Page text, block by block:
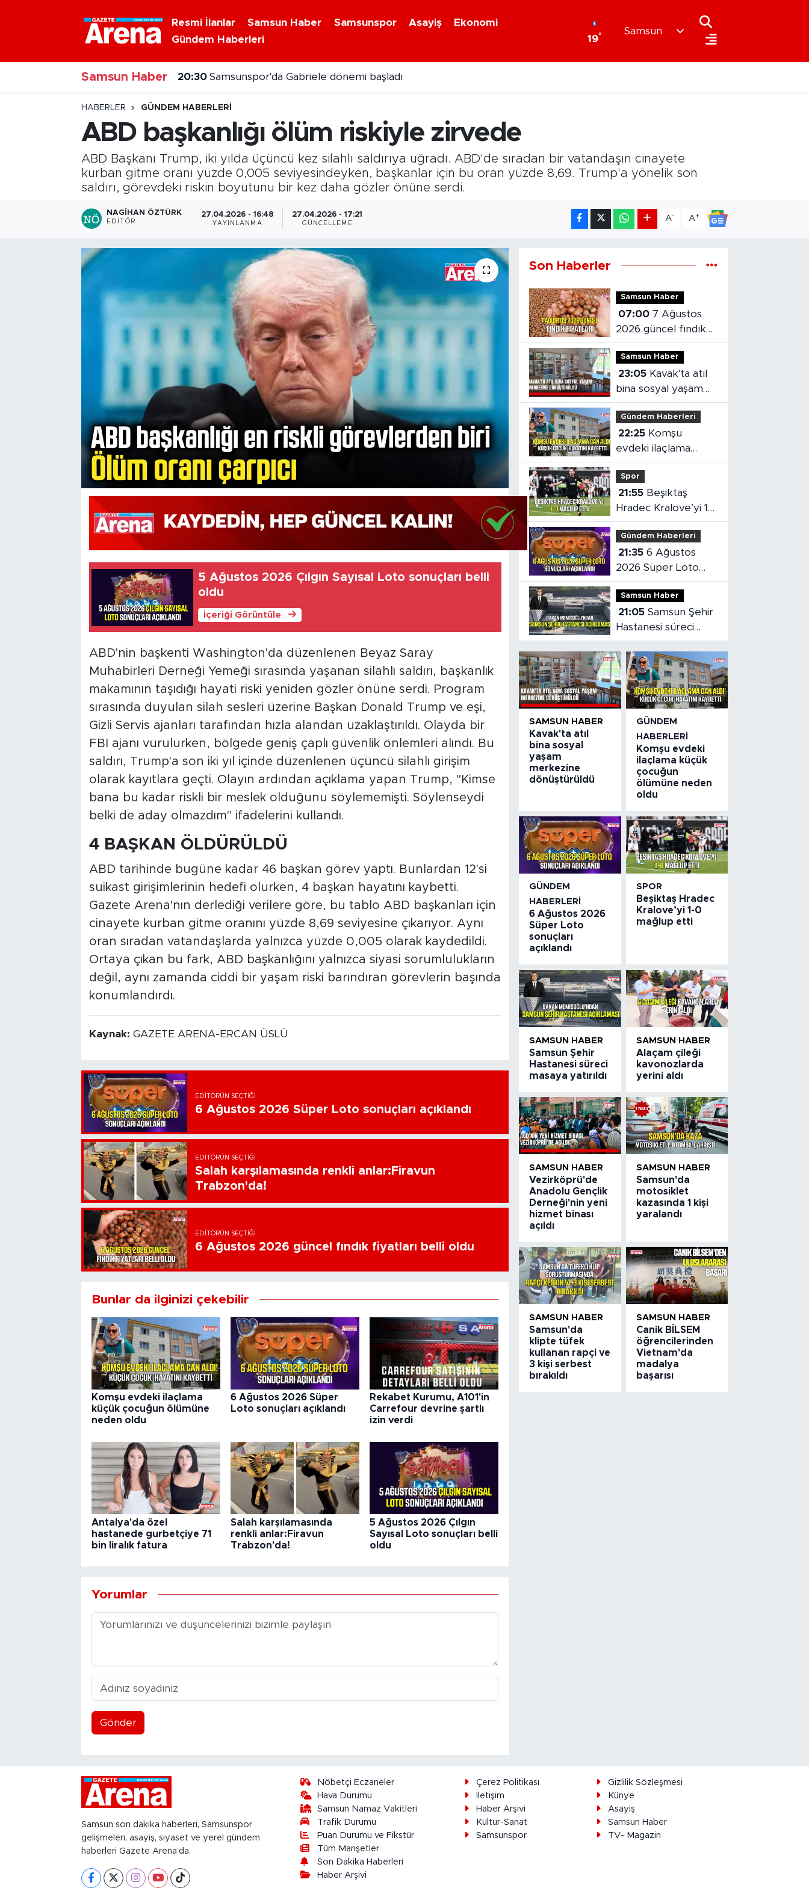
Resmi İlanlar Samsun Haber Samsunspor Asayiş
Ekonomi
Gündem Haberleri
19°
Samsun
Samsun Haber 20:30 Samsunspor'da Gabriele dönemi başladı
HABERLER GÜNDEM HABERLERI
ABD başkanlığı ölüm riskiyle zirvede
ABD Başkanı Trump, iki yılda üçüncü kez silahlı saldırıya uğradı. ABD'de sıradan bir vatandaşın cinayete
kurban gitme oranı yüzde 0,005 seviyesindeyken, başkanlar için bu oran yüzde 8,69. Trump'a yönelik son
saldırı, görevdeki riskin boyutunu bir kez daha gözler önüne serdi.
NAGIHAN ÖZTÜRK
EDITÖR
27.04.2026 - 16:48
YAYINLANMA
27.04.2026 - 17:21
GÜNCELLEME
A- A+
5 Ağustos 2026 Çılgın Sayısal Loto sonuçları belli
oldu
İçeriği Görüntüle
ABD'nin başkenti Washington'da düzenlenen Beyaz Saray
Muhabirleri Derneği Yemeği sırasında yaşanan silahlı saldırı, başkanlık
makamının taşıdığı hayati riski yeniden gözler önüne serdi. Program
sırasında duyulan silah sesleri üzerine Başkan Donald Trump ve eşi,
Gizli Servis ajanları tarafından hızla alandan uzaklaştırıldı. Olayda bir
FBI ajanı vurulurken, bölgede geniş çaplı güvenlik önlemleri alındı. Bu
saldırı, Trump'a son iki yıl içinde düzenlenen üçüncü silahlı girişim
olarak kayıtlara geçti. Olayın ardından açıklama yapan Trump, "Kimse
bana bu kadar riskli bir meslek olduğunu söylememişti. Söylenseydi
belki de aday olmazdım" ifadelerini kullandı.
4 BAŞKAN ÖLDÜRÜLDÜ
ABD tarihinde bugüne kadar 46 başkan görev yaptı. Bunlardan 12'si
suikast girişimlerinin hedefi olurken, 4 başkan hayatını kaybetti.
Gazete Arena'nın derlediği verilere göre, bu tablo ABD başkanları için
cinayete kurban gitme oranını yüzde 8,69 seviyesine çıkarıyor. Aynı
oran sıradan vatandaşlarda yalnızca yüzde 0,005 olarak kaydedildi.
Ortaya çıkan bu fark, ABD başkanlığını yalnızca siyasi sorumlulukların
değil, aynı zamanda ciddi bir yaşam riski barındıran görevlerin başında
konumlandırdı.
Kaynak: GAZETE ARENA-ERCAN ÜSLÜ
EDITÖRÜN SEÇTIĞI
6 Ağustos 2026 Süper Loto sonuçları açıklandı
EDITÖRÜN SEÇTIĞI
Salah karşılamasında renkli anlar:Firavun
Trabzon'da!
EDITÖRÜN SEÇTIĞI
6 Ağustos 2026 güncel fındık fiyatları belli oldu
Bunlar da ilginizi çekebilir
Komşu evdeki ilaçlama
küçük çocuğun ölümüne
neden oldu
6 Ağustos 2026 Süper
Loto sonuçları açıklandı
Rekabet Kurumu, A101'in
Carrefour devrine şartlı
izin verdi
Antalya'da özel
hastanede gurbetçiye 71
bin liralık fatura
Salah karşılamasında
renkli anlar:Firavun
Trabzon'da!
5 Ağustos 2026 Çılgın
Sayısal Loto sonuçları belli
oldu
Yorumlar
Gönder
Son Haberler
Samsun Haber
07:00
2026 güncel fındık
fiyatları
Samsun Haber
23:05
bina sosyal yaşam
merkezine
dönüştürüldü
Gündem Haberleri
22:25
evdeki ilaçlama
küçük çocuğun
ölümüne neden oldu
Spor
21:55
Hradec Kralove’yi 1-
0 mağlup etti
Gündem Haberleri
21:35 6 Ağustos
2026 Süper Loto
sonuçları açıklandı
Samsun Haber
21:05 Samsun Şehir
Hastanesi süreci
masaya yatırıldı
SAMSUN HABER
Kavak'ta atıl
bina sosyal
yaşam
merkezine
dönüştürüldü
GÜNDEM
HABERLERI
Komşu evdeki
ilaçlama küçük
çocuğun
ölümüne neden
oldu
GÜNDEM
HABERLERI
6 Ağustos 2026
Süper Loto
sonuçları
açıklandı
SPOR
Beşiktaş Hradec
Kralove’yi 1-0
mağlup etti
SAMSUN HABER
Samsun Şehir
Hastanesi süreci
masaya yatırıldı
SAMSUN HABER
Alaçam çileği
kavonozlarda
yerini aldı
SAMSUN HABER
Vezirköprü'de
Anadolu Gençlik
Derneği'nin yeni
hizmet binası
açıldı
SAMSUN HABER
Samsun'da
motosiklet
kazasında 1 kişi
yaralandı
SAMSUN HABER
Samsun'da
klipte tüfek
kullanan rapçi ve
3 kişi serbest
bırakıldı
SAMSUN HABER
Canik BİLSEM
öğrencilerinden
Vietnam'da
madalya
başarısı
Samsun son dakika haberleri, Samsunspor
gelişmeleri, asayiş, siyaset ve yerel gündem
haberleri Gazete Arena’da.
Nöbetçi Eczaneler
Hava Durumu
Samsun Namaz Vakitleri
Trafik Durumu
Puan Durumu ve Fikstür
Tüm Manşetler
Son Dakika Haberleri
Haber Arşivi
Çerez Politikası
Gizlilik Sözleşmesi
İletişim
Künye
Haber Arşivi
Asayiş
Kültür-Sanat
Samsun Haber
Samsunspor
TV- Magazin
Nöbetçi Eczaneler
Hava Durumu
Samsun Namaz Vakitleri
Trafik Durumu
Süper Lig Puan Durumu ve Fikstür
Son Dakika Haberleri
Haber Arşivi